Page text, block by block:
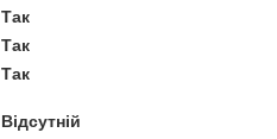
Так
Так
Так
Відсутній